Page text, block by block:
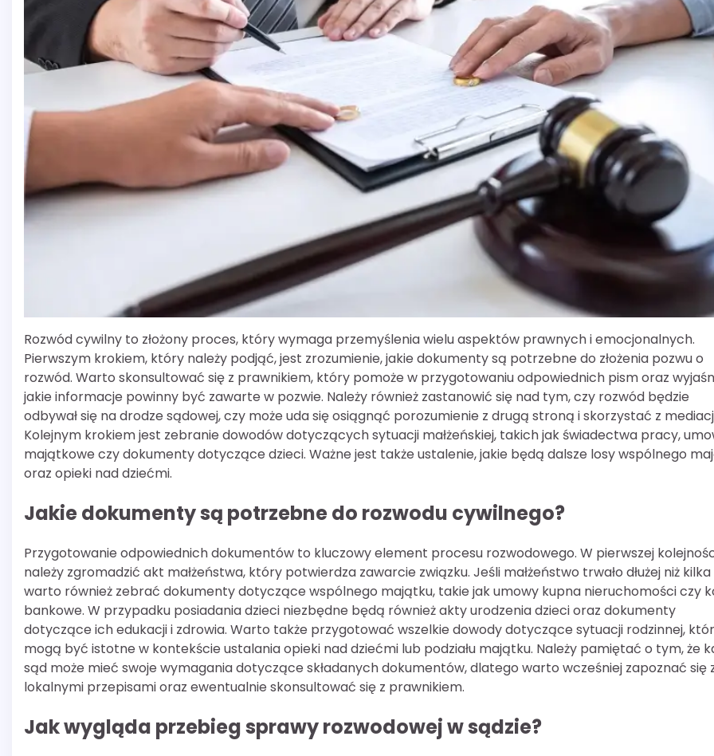
Rozwód cywilny to złożony proces, który wymaga przemyślenia wielu aspektów prawnych i emocjonalnych.
Pierwszym krokiem, który należy podjąć, jest zrozumienie, jakie dokumenty są potrzebne do złożenia pozwu o
rozwód. Warto skonsultować się z prawnikiem, który pomoże w przygotowaniu odpowiednich pism oraz
jakie informacje powinny być zawarte w pozwie. Należy również zastanowić się nad tym, czy rozwód będzie
odbywał się na drodze sądowej, czy może uda się osiągnąć porozumienie z drugą stroną i skorzystać z
Kolejnym krokiem jest zebranie dowodów dotyczących sytuacji małżeńskiej, takich jak świadectwa pracy,
majątkowe czy dokumenty dotyczące dzieci. Ważne jest także ustalenie, jakie będą dalsze losy wspólnego
oraz opieki nad dziećmi.
Jakie dokumenty są potrzebne do rozwodu cywilnego?
Przygotowanie odpowiednich dokumentów to kluczowy element procesu rozwodowego. W pierwszej
należy zgromadzić akt małżeństwa, który potwierdza zawarcie związku. Jeśli małżeństwo trwało dłużej niż
warto również zebrać dokumenty dotyczące wspólnego majątku, takie jak umowy kupna nieruchomości czy
bankowe. W przypadku posiadania dzieci niezbędne będą również akty urodzenia dzieci oraz dokumenty
dotyczące ich edukacji i zdrowia. Warto także przygotować wszelkie dowody dotyczące sytuacji rodzinnej,
mogą być istotne w kontekście ustalania opieki nad dziećmi lub podziału majątku. Należy pamiętać o tym, że
sąd może mieć swoje wymagania dotyczące składanych dokumentów, dlatego warto wcześniej zapoznać się
lokalnymi przepisami oraz ewentualnie skonsultować się z prawnikiem.
Jak wygląda przebieg sprawy rozwodowej w sądzie?